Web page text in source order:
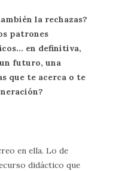
la rechazas?
patrones
en definitiva,
futuro, una
que te acerca o te
en ella. Lo de
didáctico que